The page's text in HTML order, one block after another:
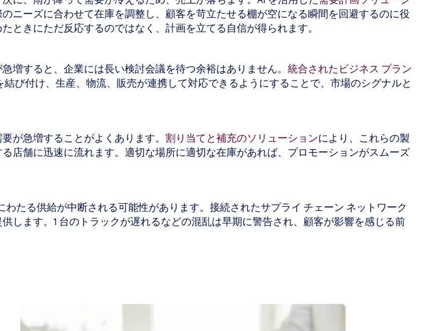
ニーズに合わせて在庫を調整し、顧客を苛立たせる棚が空になる瞬間を回避するのに役
ときにただ反応するのではなく、計画を立てる自信が得られます。
増すると、企業には長い検討会議を待つ余裕はありません。 統合されたビジネス プラン
び付け、生産、物流、販売が連携して対応できるようにすることで、市場のシグナルと
が急増することがよくあります。 割り当てと補充のソリューションにより、これらの製
店舗に迅速に流れます。適切な場所に適切な在庫があれば、プロモーションがスムーズ
たる供給が中断される可能性があります。接続されたサプライ チェーン ネットワーク
します。1 台のトラックが遅れるなどの混乱は早期に警告され、顧客が影響を感じる前